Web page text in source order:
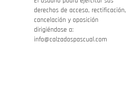
derechos de acceso, rectificación,
cancelación y oposición
dirigiéndose a:
info@calzadospascual.com